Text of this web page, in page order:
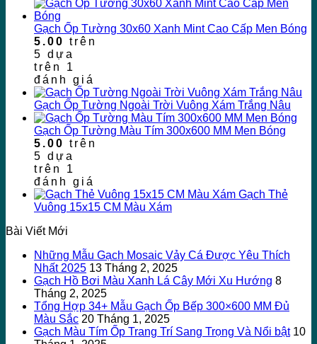
Gạch Ốp Tường 30x60 Xanh Mint Cao Cấp Men Bóng
5.00 trên
5 dựa
trên 1
đánh giá
Gạch Ốp Tường Ngoài Trời Vuông Xám Trắng Nâu
Gạch Ốp Tường Màu Tím 300x600 MM Men Bóng
5.00 trên
5 dựa
trên 1
đánh giá
Gạch Thẻ
Vuông 15x15 CM Màu Xám
Bài Viết Mới
Những Mẫu Gạch Mosaic Vảy Cá Được Yêu Thích
Nhất 2025 13 Tháng 2, 2025
Gạch Hồ Bơi Màu Xanh Lá Cây Mới Xu Hướng 8
Tháng 2, 2025
Tổng Hợp 34+ Mẫu Gạch Ốp Bếp 300×600 MM Đủ
Màu Sắc 20 Tháng 1, 2025
Gạch Màu Tím Ốp Trang Trí Sang Trọng Và Nổi bật 10